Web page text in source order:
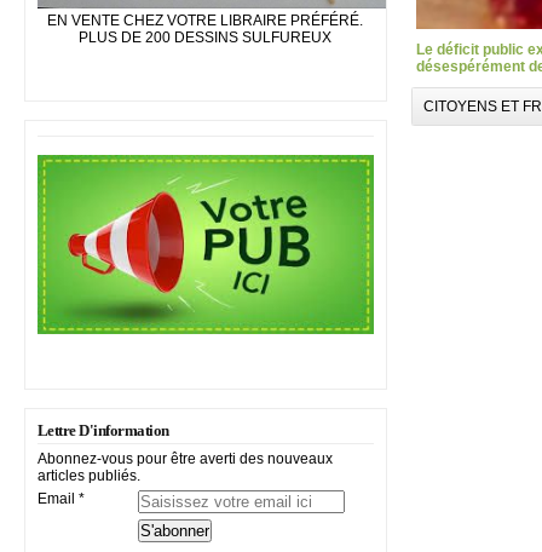
EN VENTE CHEZ VOTRE LIBRAIRE PRÉFÉRÉ.
PLUS DE 200 DESSINS SULFUREUX
Lettre D'information
Abonnez-vous pour être averti des nouveaux
articles publiés.
Email
Le déficit public
désespérément
CITOYENS ET